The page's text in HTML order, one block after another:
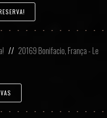
// 20169 Bonifacio, França - Le